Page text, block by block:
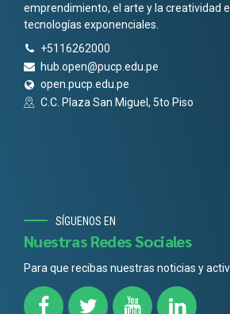
emprendimiento, el arte y la creatividad
tecnologías exponenciales.
+5116262000
hub.open@pucp.edu.pe
open.pucp.edu.pe
C.C. Plaza San Miguel, 5to Piso
SÍGUENOS EN
Nuestras Redes Sociales
Para que recibas nuestras noticias y